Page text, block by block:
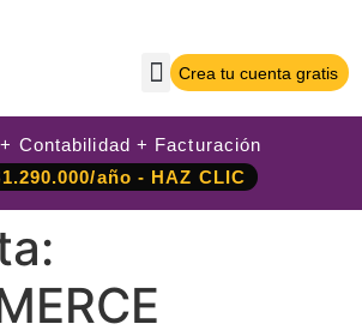
Crea tu cuenta gratis
Contabilidad + Facturación
año - HAZ CLIC